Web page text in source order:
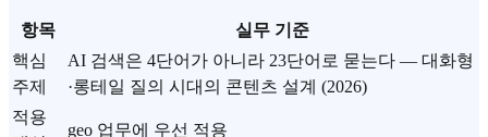
항목
실무 기준
핵심
주제
AI 검색은 4단어가 아니라 23단어로 묻는다 — 대화형
·롱테일 질의 시대의 콘텐츠 설계 (2026)
적용
geo 업무에 우선 적용